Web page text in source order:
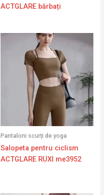
ACTGLARE bărbați
Pantaloni scurți de yoga
Salopeta pentru ciclism
ACTGLARE RUXI me3952